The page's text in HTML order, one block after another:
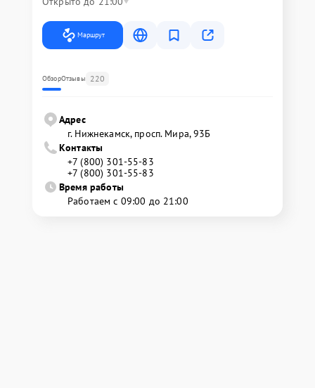
Маршрут
ОбзорОтзывы 220
Адрес
г. Нижнекамск, просп. Мира, 93Б
Контакты
+7 (800) 301-55-83
+7 (800) 301-55-83
Время работы
Работаем с 09:00 до 21:00